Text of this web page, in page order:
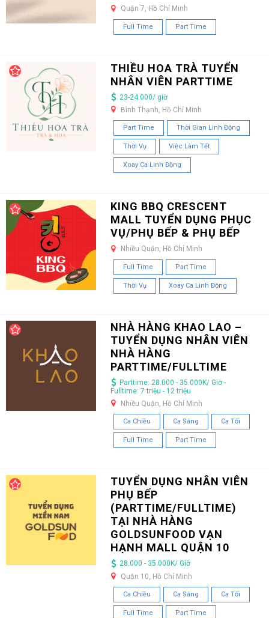
Quận 7, Hồ Chí Minh
Full Time Part Time
THIỀU HOA TRÀ TUYỂN
NHÂN VIÊN PARTTIME
23-24.000/ giờ
Bình Thạnh, Hồ Chí Minh
Part Time Thời Gian Linh Động
Thời Vụ Việc Làm Tết
Xoay Ca Linh Động
KING BBQ CRESCENT
MALL TUYỂN DỤNG PHỤC
VỤ/PHỤ BẾP & PHỤ BẾP
Nhiều Quận, Hồ Chí Minh
Full Time Part Time
Thời Vụ Xoay Ca Linh Động
NHÀ HÀNG KHAO LAO –
TUYỂN DỤNG NHÂN VIÊN
NHÀ HÀNG
PARTTIME/FULLTIME
Parttime: 28.000 - 35.000K/ Giờ -
Fulltime: 7 triệu - 12 triệu
Nhiều Quận, Hồ Chí Minh
Ca Chiều Ca Sáng Ca Tối
Full Time Part Time
TUYỂN DỤNG NHÂN VIÊN
PHỤ BẾP
(PARTTIME/FULLTIME)
TẠI NHÀ HÀNG
GOLDSUNFOOD VẠN
HẠNH MALL QUẬN 10
28.000 - 35.000K/ Giờ
Quận 10, Hồ Chí Minh
Ca Chiều Ca Sáng Ca Tối
Full Time Part Time